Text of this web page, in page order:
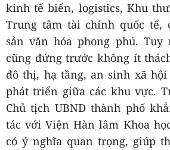
kinh tế biển, logistics, Khu
Trung tâm tài chính quốc tế,
sản văn hóa phong phú. Tuy
cũng đứng trước không ít
đô thị, hạ tầng, an sinh xã
phát triển giữa các khu vực.
Chủ tịch UBND thành phố
tác với Viện Hàn lâm Khoa
có ý nghĩa quan trọng, giúp